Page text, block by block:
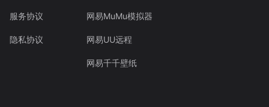
服务协议
隐私协议
网易MuMu模拟器
网易UU远程
网易千千壁纸